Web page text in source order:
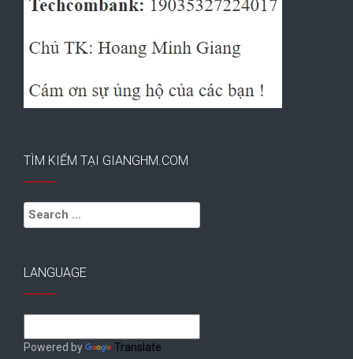
TÌM KIẾM TẠI GIANGHM.COM
Search
for:
LANGUAGE
Powered by Translate